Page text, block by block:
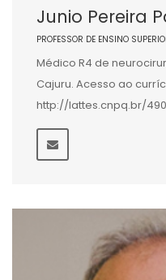
Junio Pereira
PROFESSOR DE ENSINO
Médico R4 de
Cajuru. Acesso ao
http://lattes.cnpq.br/